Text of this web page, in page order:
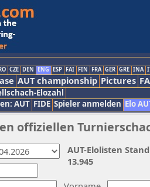
CZE DEN ENG ESP FAI FIN FRA GER GRE INA
AUT championship Pictures
Elozahl
AUT FIDE Spieler anmelden Elo
offiziellen
AUT-Elolisten
13.945